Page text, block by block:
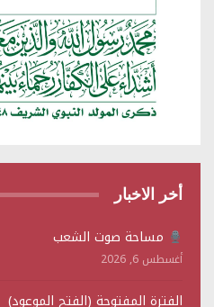
أخر الاخبار
مساحة صوت الشعب
أغسطس 6, 2026
الفترة المفتوحة (الفتح الموعود)